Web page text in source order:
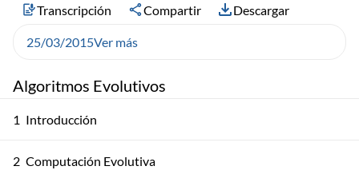
Algoritmos Evolutivos
1 Introducción
2 Computación Evolutiva
Transcripción Compartir Descargar
25/03/2015Ver más